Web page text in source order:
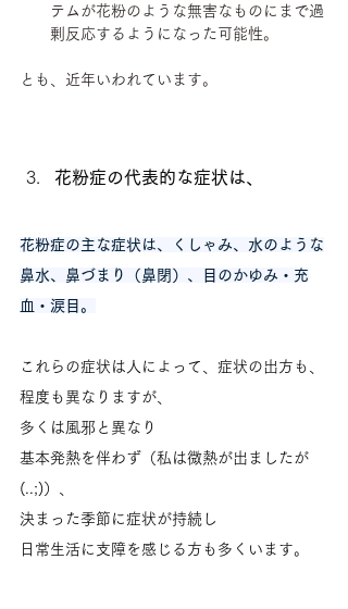
テムが花粉のような無害なものにまで過
剰反応するようになった可能性。
とも、近年いわれています。
花粉症の代表的な症状は、
花粉症の主な症状は、くしゃみ、水のような
鼻水、鼻づまり（鼻閉）、目のかゆみ・充
血・涙目。
これらの症状は人によって、症状の出方も、
程度も異なりますが、
多くは風邪と異なり
基本発熱を伴わず（私は微熱が出ましたが
(..;)）、
決まった季節に症状が持続し
日常生活に支障を感じる方も多くいます。